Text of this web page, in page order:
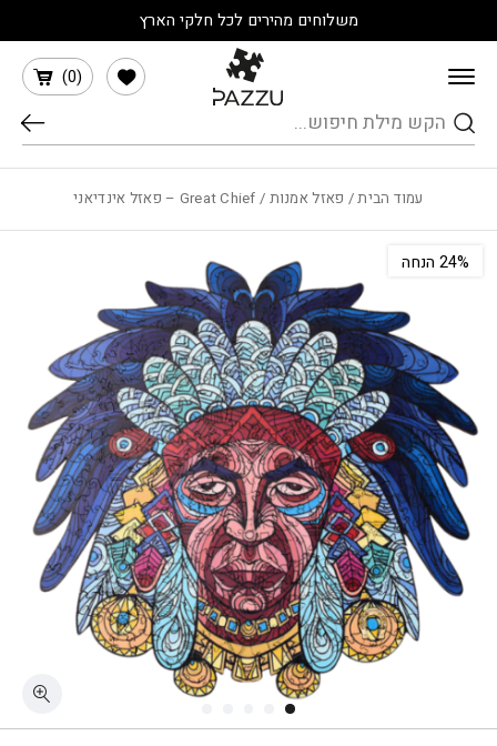
משלוחים מהירים לכל חלקי הארץ
חיפוש
(
0
)
הרשימה שלי
עמוד הבית/ פאזל אמנות / Great Chief – פאזל אינדיאני
‫24% הנחה